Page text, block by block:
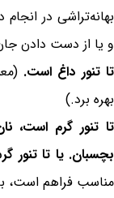
بهانه‌تراشی در
و یا از دست دادن
تا تنور داغ است.
بهره برد.)
تا تنور گرم است،
بچسبان. یا تا تنور
مناسب فراهم است،